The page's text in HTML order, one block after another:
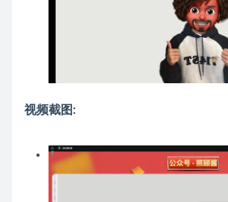
视频截图: